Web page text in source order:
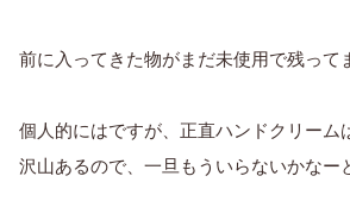
前に入ってきた物がまだ未使用で残って
個人的にはですが、正直ハンドクリーム
沢山あるので、一旦もういらないかなー